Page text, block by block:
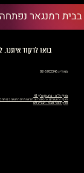
בואו לרקוד איתנו.
סטודיו: 02-6702346
סניף ת"א - גרשון ש"ץ 41
סניף ירושלים - הספרייה הלאומית הישנה
סניף כפר סבא - הגליל 69